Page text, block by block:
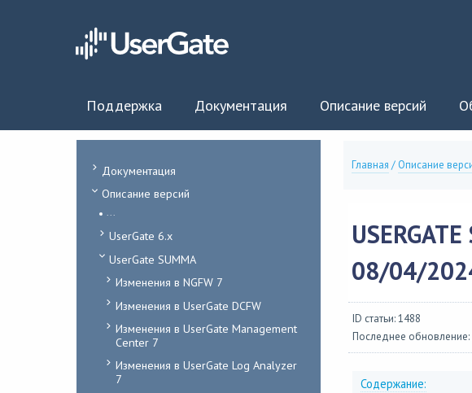
Поддержка Документация Описание версий
Документация
Описание версий
UserGate 6.x
UserGate SUMMA
Изменения в NGFW 7
Изменения в UserGate DCFW
Изменения в UserGate Management
Center 7
Изменения в UserGate Log Analyzer
7
Главная / Описание
08/04/
ID статьи: 1488
Последнее обновление:
Содержание: